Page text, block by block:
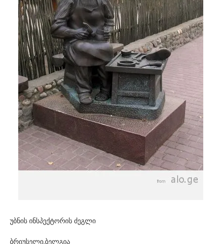
უბნის ინსპექტორის ძეგლი
ბრიუსელი.ბელგია